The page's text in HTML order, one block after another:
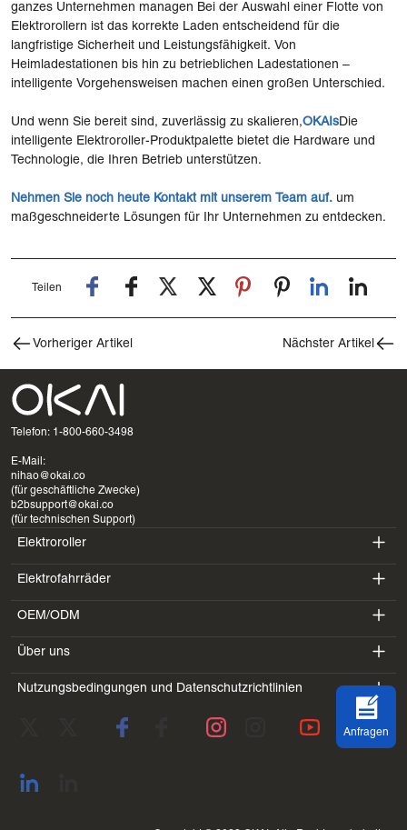
ganzes Unternehmen managen Bei der Auswahl einer Flotte von
Elektrorollern ist das korrekte Laden entscheidend für die
langfristige Sicherheit und Leistungsfähigkeit. Von
Heimladestationen bis hin zu betrieblichen Ladestationen –
intelligente Vorgehensweisen machen einen großen Unterschied.
Und wenn Sie bereit sind, zuverlässig zu skalieren,OKAIsDie
intelligente Elektroroller-Produktpalette bietet die Hardware und
Technologie, die Ihren Betrieb unterstützen.
Nehmen Sie noch heute Kontakt mit unserem Team auf. um
maßgeschneiderte Lösungen für Ihr Unternehmen zu entdecken.
Teilen
Vorheriger Artikel Nächster Artikel
Telefon: 1-800-660-3498
E-Mail:
nihao@okai.co
(für geschäftliche Zwecke)
b2bsupport@okai.co
(für technischen Support)
Elektroroller
ES400A
ES410
ES600P
Elektrofahrräder
EB100B
EB300
EB100B V3
OEM/ODM
SV3
BV5
Über uns
Einführung
Nutzungsbedingungen und Datenschutzrichtlinien
Servicebedingungen
Anfragen